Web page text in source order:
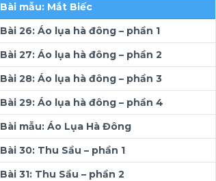
Bài mẫu: Mắt Biếc
Bài 26: Áo lụa hà đông – phần 1
Bài 27: Áo lụa hà đông – phần 2
Bài 28: Áo lụa hà đông – phần 3
Bài 29: Áo lụa hà đông – phần 4
Bài mẫu: Áo Lụa Hà Đông
Bài 30: Thu Sầu – phần 1
Bài 31: Thu Sầu – phần 2